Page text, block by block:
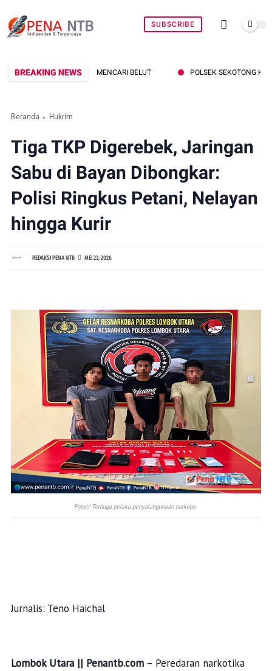
SUBSCRIBE
BREAKING NEWS POLSEK SEKOTONG KEJAR PELAKU CURAS
Beranda Hukrim
Tiga TKP Digerebek, Jaringan
Sabu di Bayan Dibongkar:
Polisi Ringkus Petani, Nelayan
hingga Kurir
REDAKSI PENA NTB MEI 23, 2026
Foto// Terduga pelaku penyalahgunaan narkoba
Jurnalis: Teno Haichal
Lombok Utara || Penantb.com– Peredaran narkotika